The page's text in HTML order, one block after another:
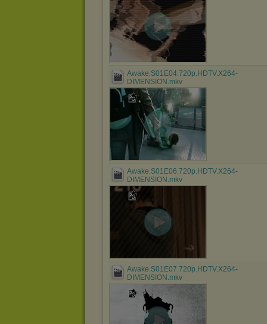
Awake.S01E04.720p.HDTV.X264-
DIMENSION.mkv
Awake.S01E06.720p.HDTV.X264-
DIMENSION.mkv
Awake.S01E07.720p.HDTV.X264-
DIMENSION.mkv